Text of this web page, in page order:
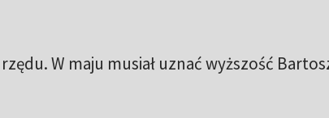
W maju musiał uznać wyższość